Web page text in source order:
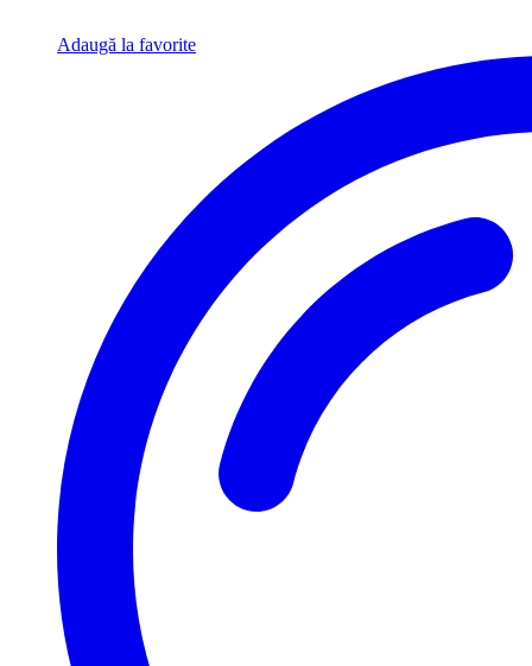
Adaugă la favorite